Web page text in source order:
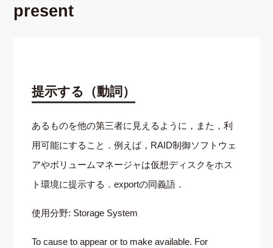
present
提示する（動詞）
あるものを他の第三者に見えるように，また，利
用可能にすること．例えば，RAID制御ソフトウェ
アやボリュームマネージャは仮想ディスクをホス
ト環境に提示する．exportの同義語．
使用分野: Storage System
To cause to appear or to make available. For